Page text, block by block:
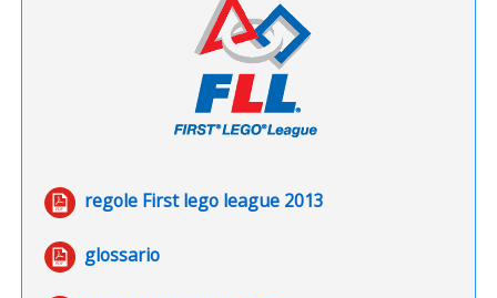
regole First lego league 2013
File
glossario
File